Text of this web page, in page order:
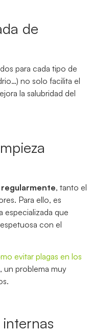
de
para cada tipo de
no solo facilita el
la salubridad del
, tanto el
Para ello, es
especializada que
con el
evitar plagas en los
, un problema muy